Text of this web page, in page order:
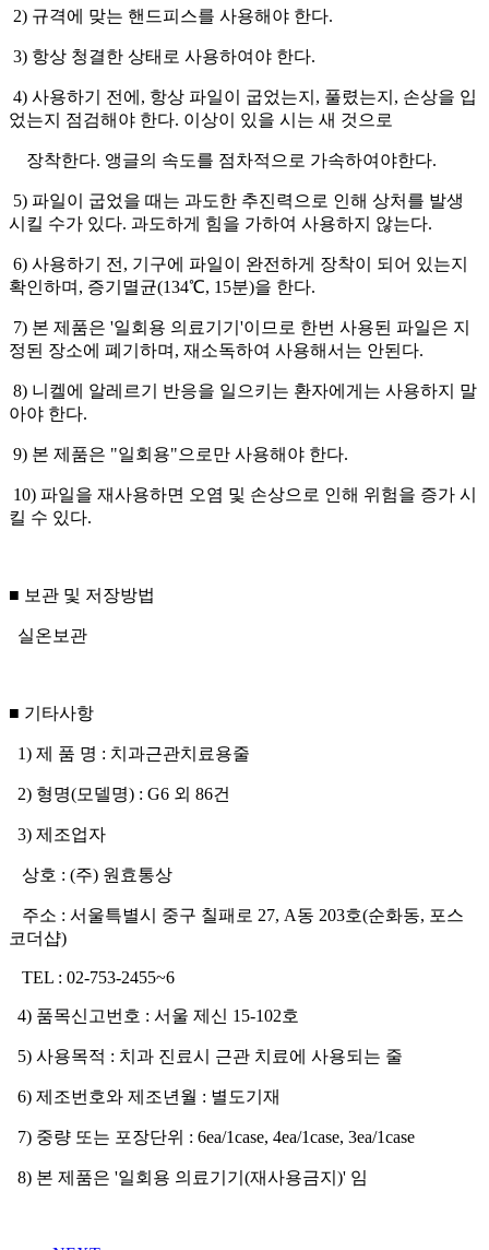
2) 규격에 맞는 핸드피스를 사용해야 한다.
3) 항상 청결한 상태로 사용하여야 한다.
4) 사용하기 전에, 항상 파일이 굽었는지, 풀렸는지, 손상을 입
었는지 점검해야 한다. 이상이 있을 시는 새 것으로
장착한다. 앵글의 속도를 점차적으로 가속하여야한다.
5) 파일이 굽었을 때는 과도한 추진력으로 인해 상처를 발생
시킬 수가 있다. 과도하게 힘을 가하여 사용하지 않는다.
6) 사용하기 전, 기구에 파일이 완전하게 장착이 되어 있는지
확인하며, 증기멸균(134℃, 15분)을 한다.
7) 본 제품은 '일회용 의료기기'이므로 한번 사용된 파일은 지
정된 장소에 폐기하며, 재소독하여 사용해서는 안된다.
8) 니켈에 알레르기 반응을 일으키는 환자에게는 사용하지 말
아야 한다.
9) 본 제품은 "일회용"으로만 사용해야 한다.
10) 파일을 재사용하면 오염 및 손상으로 인해 위험을 증가 시
킬 수 있다.
■ 보관 및 저장방법
실온보관
■ 기타사항
1) 제 품 명 : 치과근관치료용줄
2) 형명(모델명) : G6 외 86건
3) 제조업자
상호 : (주) 원효통상
주소 : 서울특별시 중구 칠패로 27, A동 203호(순화동, 포스
코더샵)
TEL : 02-753-2455~6
4) 품목신고번호 : 서울 제신 15-102호
5) 사용목적 : 치과 진료시 근관 치료에 사용되는 줄
6) 제조번호와 제조년월 : 별도기재
7) 중량 또는 포장단위 : 6ea/1case, 4ea/1case, 3ea/1case
8) 본 제품은 '일회용 의료기기(재사용금지)' 임